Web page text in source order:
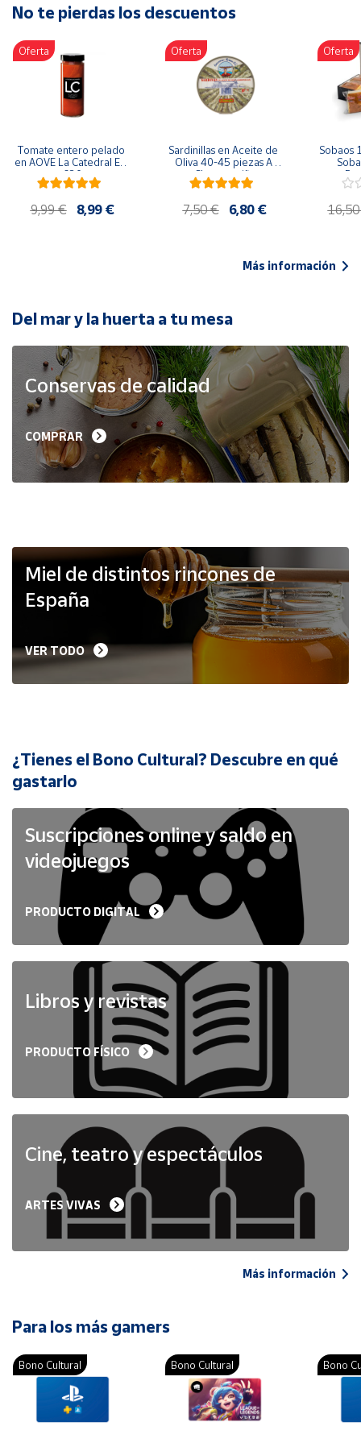
Artesanía
Oficina y
Papelería
Para Canarias,
Ceuta y Melilla
populares
Bono
Cultural
de Correos
Market
Productos
Solidarios
Ayuda
Vendedores
Mapa de
Hazte
vendedor
Cuenta
Ubicación
Península
Baleares
Melilla
No te pierdas los descuentos
Oferta
Tomate entero pelado
en AOVE La Catedral ER-
630
9,99 € 8,99 €
Oferta
Sardinillas en Aceite de
Oliva 40-45 piezas A
Churrusquiña
7,50 € 6,80 €
Oferta
Sobaos
Más información
Del mar y la huerta a tu mesa
Conservas de calidad
COMPRAR
Miel de distintos rincones de
España
VER TODO
¿Tienes el Bono Cultural? Descubre en qué
gastarlo
Suscripciones online y saldo en
videojuegos
PRODUCTO DIGITAL
Libros y revistas
PRODUCTO FÍSICO
Cine, teatro y espectáculos
ARTES VIVAS
Más información
Para los más gamers
Bono Cultural Bono Cultural Bono